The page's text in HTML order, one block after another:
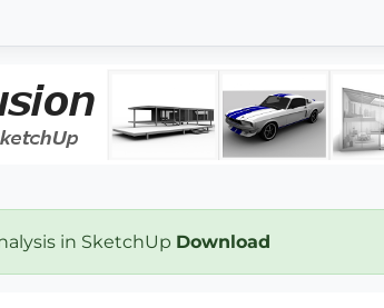
in SketchUp Download